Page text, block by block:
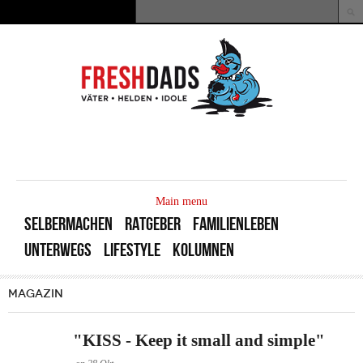
Suchformular
Main menu
SELBERMACHEN RATGEBER
FAMILIENLEBEN
UNTERWEGS
LIFESTYLE KOLUMNEN
MAGAZIN
"KISS - Keep it small and simple"